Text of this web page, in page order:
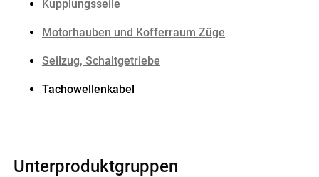
Kupplungsseile
Motorhauben und Kofferraum Züge
Seilzug, Schaltgetriebe
Tachowellenkabel
Unterproduktgruppen